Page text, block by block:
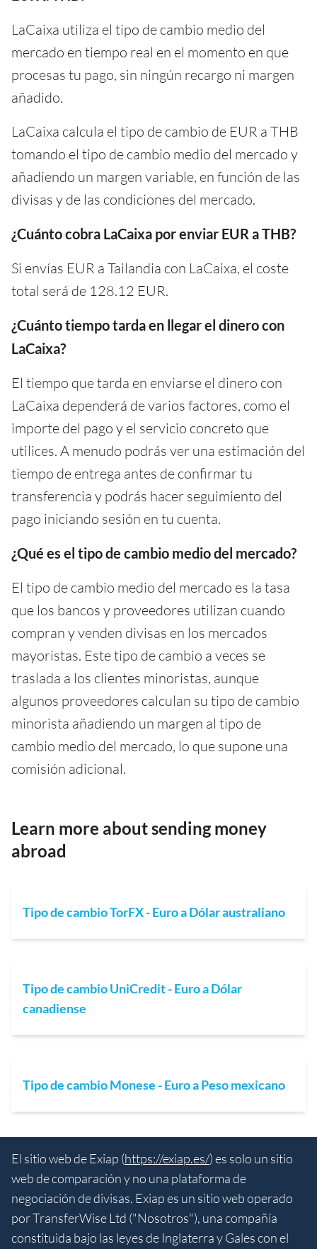
LaCaixa utiliza el tipo de cambio medio del
mercado en tiempo real en el momento en que
procesas tu pago, sin ningún recargo ni margen
añadido.
LaCaixa calcula el tipo de cambio de EUR a THB
tomando el tipo de cambio medio del mercado y
añadiendo un margen variable, en función de las
divisas y de las condiciones del mercado.
¿Cuánto cobra LaCaixa por enviar EUR a THB?
Si envías EUR a Tailandia con LaCaixa, el coste
total será de 128.12 EUR.
¿Cuánto tiempo tarda en llegar el dinero con
LaCaixa?
El tiempo que tarda en enviarse el dinero con
LaCaixa dependerá de varios factores, como el
importe del pago y el servicio concreto que
utilices. A menudo podrás ver una estimación del
tiempo de entrega antes de confirmar tu
transferencia y podrás hacer seguimiento del
pago iniciando sesión en tu cuenta.
¿Qué es el tipo de cambio medio del mercado?
El tipo de cambio medio del mercado es la tasa
que los bancos y proveedores utilizan cuando
compran y venden divisas en los mercados
mayoristas. Este tipo de cambio a veces se
traslada a los clientes minoristas, aunque
algunos proveedores calculan su tipo de cambio
minorista añadiendo un margen al tipo de
cambio medio del mercado, lo que supone una
comisión adicional.
Learn more about sending money
abroad
Tipo de cambio TorFX - Euro a Dólar australiano
Tipo de cambio UniCredit - Euro a Dólar
canadiense
Tipo de cambio Monese - Euro a Peso mexicano
El sitio web de Exiap (https://exiap.es/) es solo un sitio
web de comparación y no una plataforma de
negociación de divisas. Exiap es un sitio web operado
por TransferWise Ltd ("Nosotros"), una compañía
constituida bajo las leyes de Inglaterra y Gales con el